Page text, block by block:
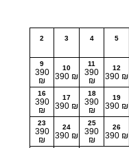
2 3 4 5
9
390
₪
10
390 ₪
11
390
₪
12
390 ₪
16
390
₪
17
390 ₪
18
390
₪
19
390 ₪
23
390
₪
24
390 ₪
25
390
₪
26
390 ₪